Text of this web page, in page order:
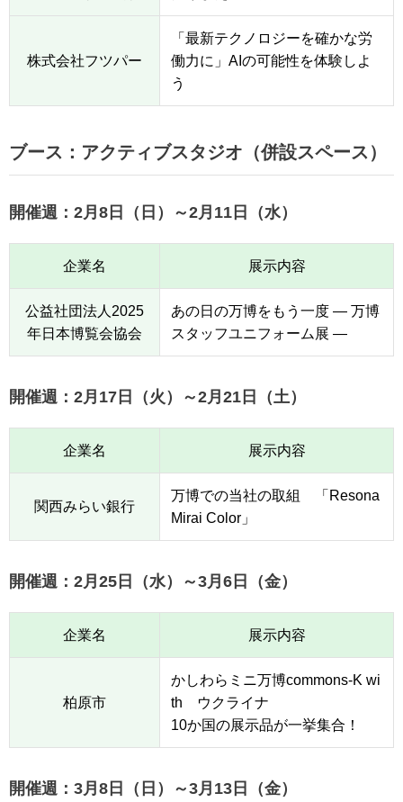
株式会社フツパー
「最新テクノロジーを確かな労
働力に」AIの可能性を体験しよ
う
ブース：アクティブスタジオ（併設スペース）
開催週：2月8日（日）～2月11日（水）
企業名 展示内容
公益社団法人2025
年日本博覧会協会
あの日の万博をもう一度 ― 万博
スタッフユニフォーム展 ―
開催週：2月17日（火）～2月21日（土）
企業名 展示内容
関西みらい銀行
万博での当社の取組 「Resona
Mirai Color」
開催週：2月25日（水）～3月6日（金）
企業名 展示内容
柏原市
かしわらミニ万博commons-K wi
th ウクライナ
10か国の展示品が一挙集合！
開催週：3月8日（日）～3月13日（金）